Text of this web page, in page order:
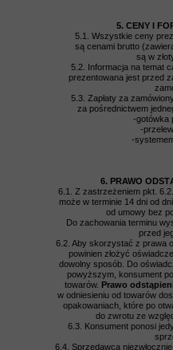
5. CENY I
5.1. Wszystkie ceny
są cenami brutto
są w
5.2. Informacja na temat
prezentowana jest przed
5.3. Zapłaty za
za pośrednictwem
-gotówka
-
-
6. PRAWO
6.1. Z zastrzeżeniem pkt.
może w terminie 14 dni od
od umowy bez
Do zachowania terminu
przed
6.2. Aby skorzystać z prawa
powinien złożyć
dowolny sposób. Do
powyższym, konsument
towarów. Prawo
w odniesieniu od towarów
opakowaniach, które po
do zwrotu ze
6.3. Konsument ponosi
6.4. Sprzedawca